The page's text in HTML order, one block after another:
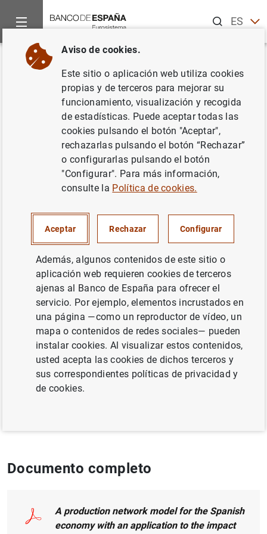
ESEN
Inicio Publicaciones
Volver
A production network model for
the Spanish economy with an
application to the impact of
NGEU funds
Serie: Documentos de Trabajo. 2305.
Autor:Alejandro Fernández Cerezo,Enrique
Moral-BenitoyJavier Quintana
SITUACIÓN ECONÓMICA
INVERSIÓN EMPRESARIAL UNIÓN EUROPEA
MERCADO DE TRABAJO
Documento completo
A production network model for the Spanish
economy with an application to the impact
Aviso de cookies.
Este sitio o aplicación web utiliza cookies
propias y de terceros para mejorar su
funcionamiento, visualización y recogida
de estadísticas. Puede aceptar todas las
cookies pulsando el botón "Aceptar",
rechazarlas pulsando el botón “Rechazar”
o configurarlas pulsando el botón
"Configurar". Para más información,
consulte la Política de cookies.
Aceptar Rechazar Configurar
Además, algunos contenidos de este sitio o
aplicación web requieren cookies de terceros
ajenas al Banco de España para ofrecer el
servicio. Por ejemplo, elementos incrustados en
una página —como un reproductor de vídeo, un
mapa o contenidos de redes sociales— pueden
instalar cookies. Al visualizar estos contenidos,
usted acepta las cookies de dichos terceros y
sus correspondientes políticas de privacidad y
de cookies.